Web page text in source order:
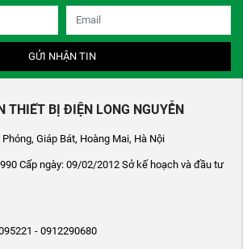
GỬI NHẬN TIN
THIẾT BỊ ĐIỆN LONG NGUYỄN
Giáp Bát, Hoàng Mai, Hà Nội
Cấp ngày: 09/02/2012 Sở kế hoạch và đầu tư
- 0912290680